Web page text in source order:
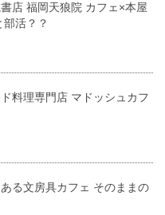
店 福岡天狼院 カフェ×本屋
活？？
料理専門店 マドッシュカフ
る文房具カフェ そのままの